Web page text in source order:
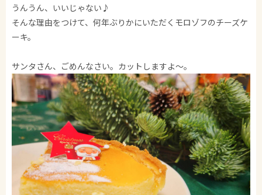
うんうん、いいじゃない♪
そんな理由をつけて、何年ぶりかにいただくモロゾフのチーズケ
ーキ。
サンタさん、ごめんなさい。カットしますよ～。